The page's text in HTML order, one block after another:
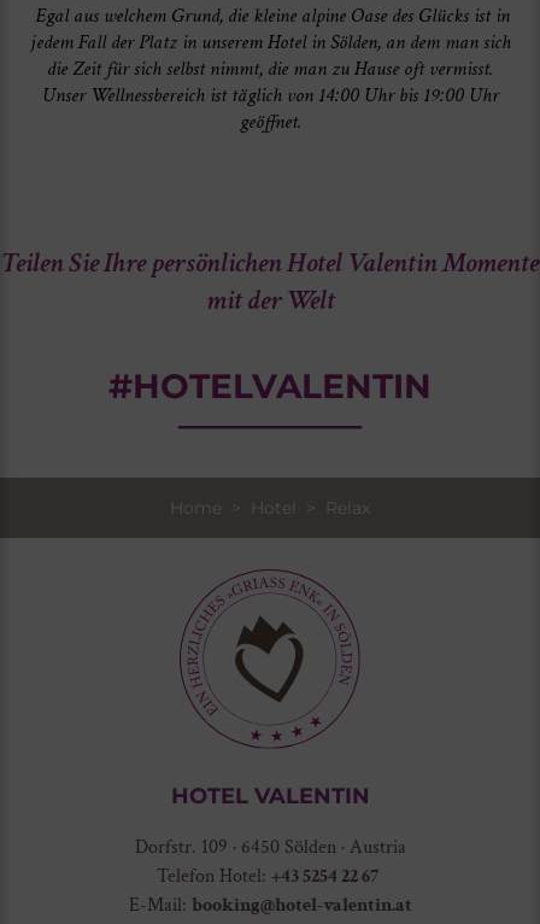
Egal aus welchem Grund, die kleine alpine Oase des Glücks ist in
jedem Fall der Platz in unserem Hotel in Sölden, an dem man sich
die Zeit für sich selbst nimmt, die man zu Hause oft vermisst.
Unser Wellnessbereich ist täglich von 14:00 Uhr bis 19:00 Uhr
geöffnet.
Teilen Sie Ihre persönlichen Hotel Valentin Momente
mit der Welt
#HOTELVALENTIN
Home > Hotel > Relax
HOTEL VALENTIN
Dorfstr. 109 · 6450 Sölden · Austria
Telefon Hotel: +43 5254 22 67
E-Mail: booking@hotel-valentin.at